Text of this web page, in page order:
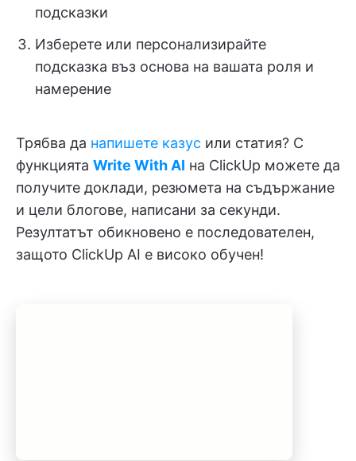
подсказки
Изберете или персонализирайте
подсказка въз основа на вашата роля и
намерение
Трябва да напишете казус или статия? С
функцията Write With AI на ClickUp можете да
получите доклади, резюмета на съдържание
и цели блогове, написани за секунди.
Резултатът обикновено е последователен,
защото ClickUp AI е високо обучен!